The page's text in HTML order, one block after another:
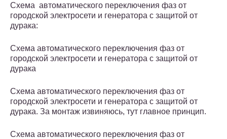
Схема автоматического переключения фаз от
городской электросети и генератора с защитой от
дурака:
Схема автоматического переключения фаз от
городской электросети и генератора с защитой от
дурака
Схема автоматического переключения фаз от
городской электросети и генератора с защитой от
дурака. За монтаж извиняюсь, тут главное принцип.
Схема автоматического переключения фаз от